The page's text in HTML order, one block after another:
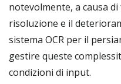
notevolmente, a causa
risoluzione e il
sistema OCR per il
gestire queste
condizioni di input.